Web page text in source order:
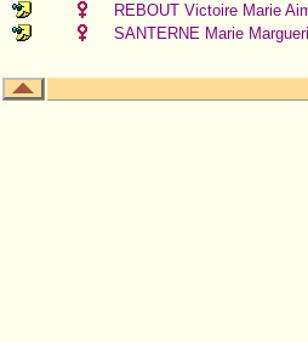
REBOUT Victoire Marie
SANTERNE Marie